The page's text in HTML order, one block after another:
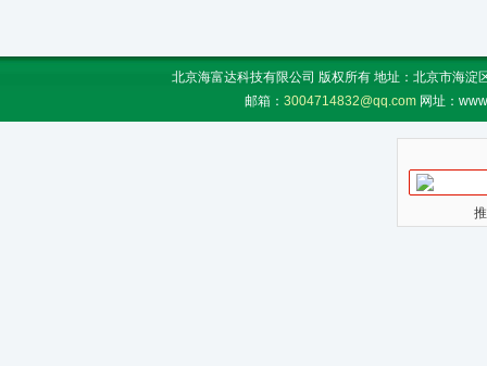
北京海富达科技有限公司 版权所有 地址：北京市海
邮箱： 3004714832@qq.com 网址：